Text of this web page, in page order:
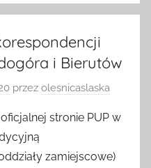
i Bierutów
przez olesnicaslaska
stronie PUP w
zamiejscowe)